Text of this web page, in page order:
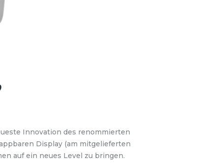
Innovation des renommierten
Display (am mitgelieferten
auf ein neues Level zu bringen.